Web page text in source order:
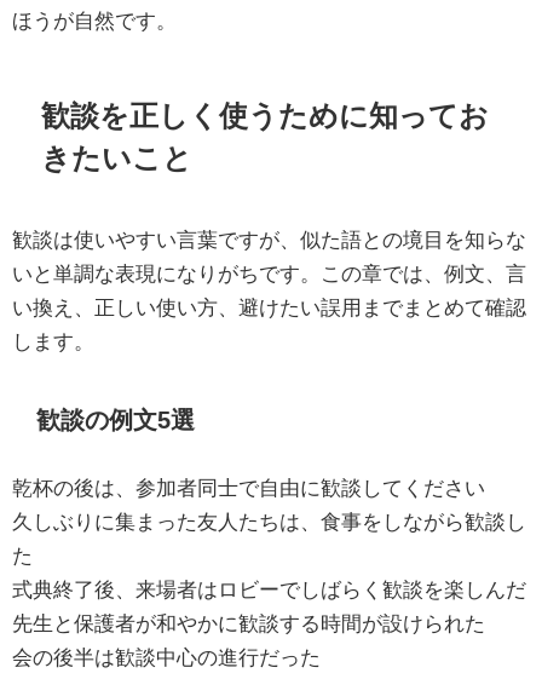
ほうが自然です。
歓談を正しく使うために知ってお
きたいこと
歓談は使いやすい言葉ですが、似た語との境目を知らな
いと単調な表現になりがちです。この章では、例文、言
い換え、正しい使い方、避けたい誤用までまとめて確認
します。
歓談の例文5選
乾杯の後は、参加者同士で自由に歓談してください
久しぶりに集まった友人たちは、食事をしながら歓談し
た
式典終了後、来場者はロビーでしばらく歓談を楽しんだ
先生と保護者が和やかに歓談する時間が設けられた
会の後半は歓談中心の進行だった